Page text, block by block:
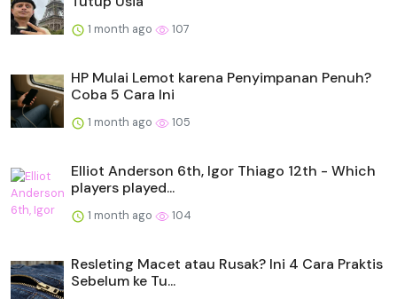
1 month ago 107
HP Mulai Lemot karena Penyimpanan Penuh?
Coba 5 Cara Ini
1 month ago 105
Elliot Anderson 6th, Igor Thiago 12th - Which
players played...
1 month ago 104
Resleting Macet atau Rusak? Ini 4 Cara Praktis
Sebelum ke Tu...